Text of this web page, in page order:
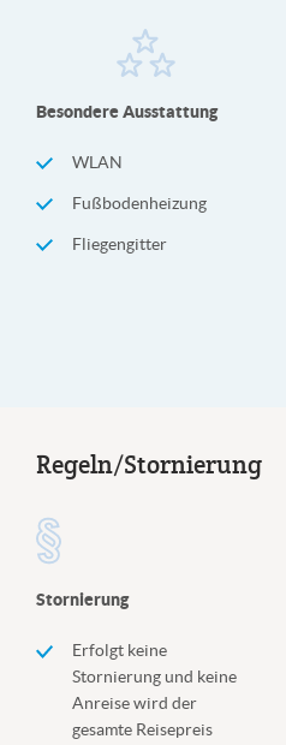
Besondere Ausstattung
WLAN
Fußbodenheizung
Fliegengitter
Regeln/Stornierung
Stornierung
Erfolgt keine
Stornierung und keine
Anreise wird der
gesamte Reisepreis